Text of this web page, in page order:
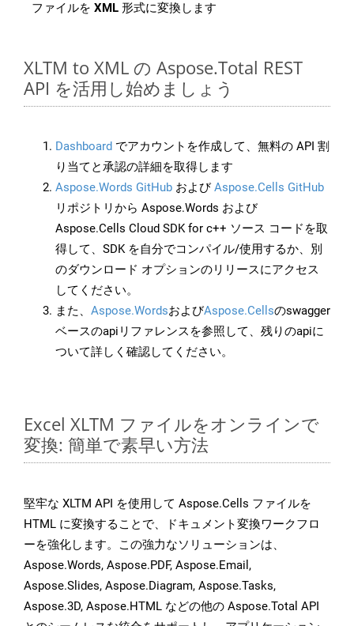
ファイルを XML 形式に変換します
XLTM to XML の Aspose.Total REST
API を活用し始めましょう
Dashboard でアカウントを作成して、無料の API 割
り当てと承認の詳細を取得します
Aspose.Words GitHub およびAspose.Cells GitHub
リポジトリから Aspose.Words および
Aspose.Cells Cloud SDK for c++ ソース コードを取
得して、SDK を自分でコンパイル/使用するか、別
のダウンロード オプションのリリースにアクセス
してください。
また、 Aspose.WordsおよびAspose.Cellsのswagger
ベースのapiリファレンスを参照して、残りのapiに
ついて詳しく確認してください。
Excel XLTM ファイルをオンラインで
変換: 簡単で素早い方法
堅牢な XLTM API を使用して Aspose.Cells ファイルを
HTML に変換することで、ドキュメント変換ワークフロ
ーを強化します。この強力なソリューションは、
Aspose.Words, Aspose.PDF, Aspose.Email,
Aspose.Slides, Aspose.Diagram, Aspose.Tasks,
Aspose.3D, Aspose.HTML などの他の Aspose.Total API